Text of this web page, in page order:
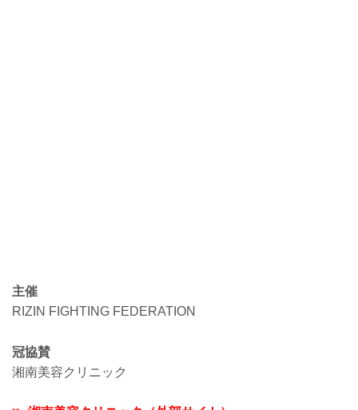
主催
RIZIN FIGHTING FEDERATION
冠協賛
湘南美容クリニック